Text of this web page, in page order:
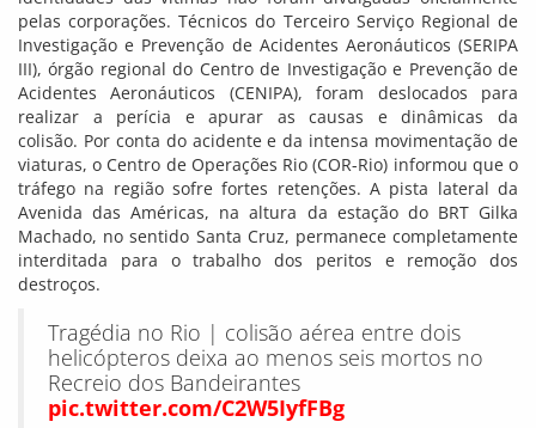
pelas corporações. Técnicos do Terceiro Serviço Regional de
Investigação e Prevenção de Acidentes Aeronáuticos (SERIPA
III), órgão regional do Centro de Investigação e Prevenção de
Acidentes Aeronáuticos (CENIPA), foram deslocados para
realizar a perícia e apurar as causas e dinâmicas da
colisão. Por conta do acidente e da intensa movimentação de
viaturas, o Centro de Operações Rio (COR-Rio) informou que o
tráfego na região sofre fortes retenções. A pista lateral da
Avenida das Américas, na altura da estação do BRT Gilka
Machado, no sentido Santa Cruz, permanece completamente
interditada para o trabalho dos peritos e remoção dos
destroços.
Tragédia no Rio | colisão aérea entre dois
helicópteros deixa ao menos seis mortos no
Recreio dos Bandeirantes
pic.twitter.com/C2W5IyfFBg